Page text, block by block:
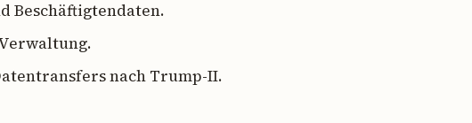
Beschäftigtendaten.
nach Trump-II.